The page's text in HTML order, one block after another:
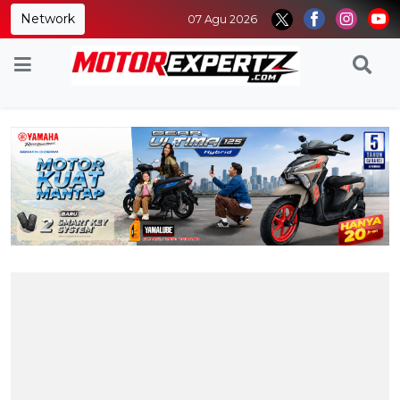
Network 07 Agu 2026